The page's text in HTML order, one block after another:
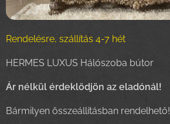
Rendelésre, szállítás 4-7 hét
HERMES LUXUS Hálószoba bútor
Ár nélkül érdeklődjön az eladónál!
Bármilyen összeállításban rendelhető!